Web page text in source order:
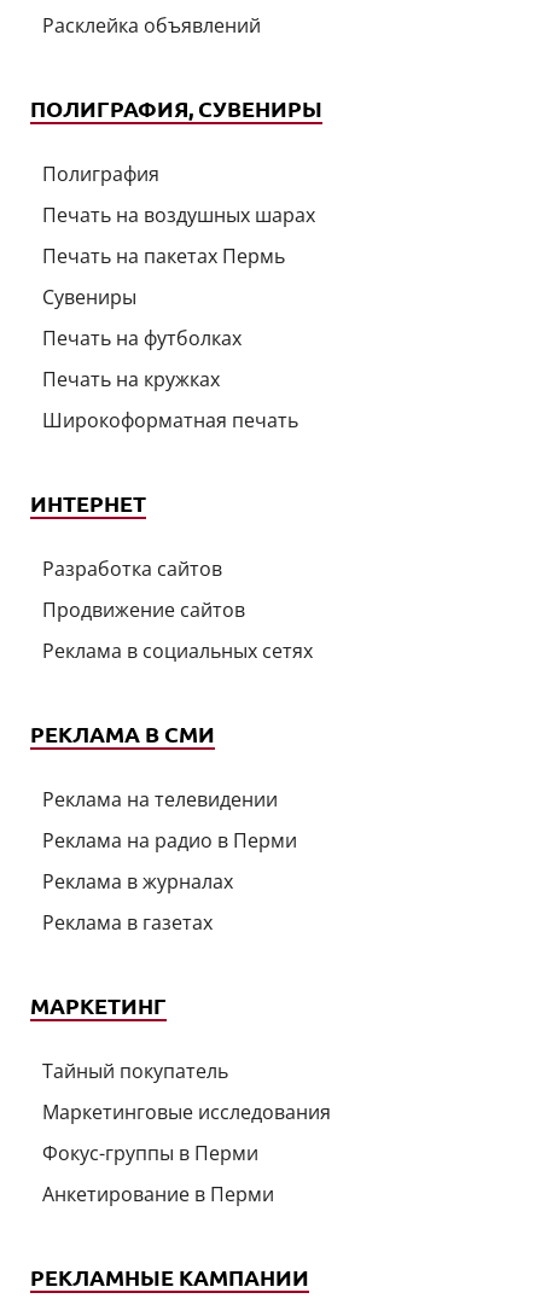
Расклейка объявлений
ПОЛИГРАФИЯ, СУВЕНИРЫ
Полиграфия
Печать на воздушных шарах
Печать на пакетах Пермь
Сувениры
Печать на футболках
Печать на кружках
Широкоформатная печать
ИНТЕРНЕТ
Разработка сайтов
Продвижение сайтов
Реклама в социальных сетях
РЕКЛАМА В СМИ
Реклама на телевидении
Реклама на радио в Перми
Реклама в журналах
Реклама в газетах
МАРКЕТИНГ
Тайный покупатель
Маркетинговые исследования
Фокус-группы в Перми
Анкетирование в Перми
РЕКЛАМНЫЕ КАМПАНИИ